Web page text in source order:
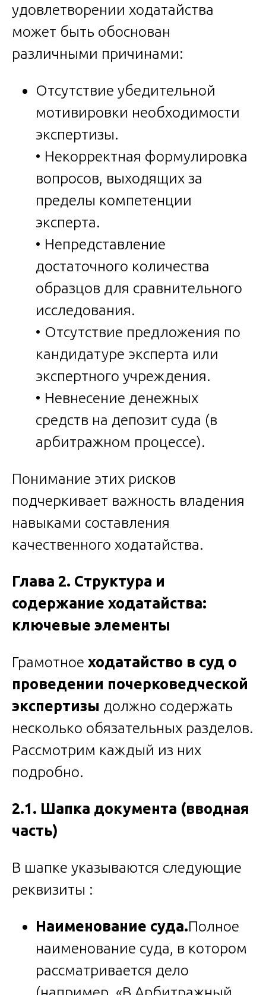
удовлетворении ходатайства
может быть обоснован
различными причинами:
Отсутствие убедительной
мотивировки необходимости
экспертизы.
• Некорректная формулировка
вопросов, выходящих за
пределы компетенции
эксперта.
• Непредставление
достаточного количества
образцов для сравнительного
исследования.
• Отсутствие предложения по
кандидатуре эксперта или
экспертного учреждения.
• Невнесение денежных
средств на депозит суда (в
арбитражном процессе).
Понимание этих рисков
подчеркивает важность владения
навыками составления
качественного ходатайства.
Глава 2. Структура и
содержание ходатайства:
ключевые элементы
Грамотное ходатайство в суд о
проведении почерковедческой
экспертизы должно содержать
несколько обязательных разделов.
Рассмотрим каждый из них
подробно.
2.1. Шапка документа (вводная
часть)
В шапке указываются следующие
реквизиты :
Наименование суда.Полное
наименование суда, в котором
рассматривается дело